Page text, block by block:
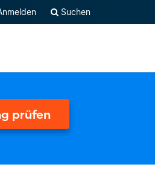
Suchen
prüfen